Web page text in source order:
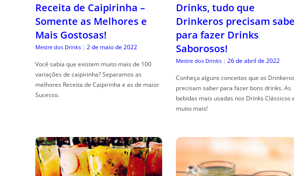
Receita de Caipirinha –
Somente as Melhores e
Mais Gostosas!
Mestre dos Drinks | 2 de maio de 2022
Você sabia que existem muito mais de 100
variações de caipirinha? Separamos as
melhores Receita de Caipirinha e as de maior
Sucesso.
Drinks, tudo que
Drinkeros precisam
para fazer Drinks
Saborosos!
Mestre dos Drinks | 26 de abril de 2022
Conheça alguns conceitos que os Drinkeros
precisam saber para fazer bons drinks. As
bebidas mais usadas nos Drinks Clássicos
muito mais!